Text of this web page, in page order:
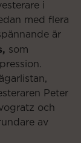
i
med flera
är
som
Peter
och
av